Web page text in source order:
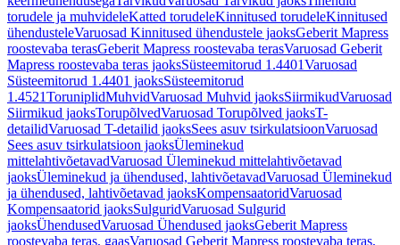
torudele ja muhvideleKatted torudeleKinnitused torudeleKinnitused
ühendusteleVaruosad Kinnitused ühendustele jaoksGeberit Mapress
roostevaba terasGeberit Mapress roostevaba terasVaruosad Geberit
Mapress roostevaba teras jaoksSüsteemitorud 1.4401Varuosad
Süsteemitorud 1.4401 jaoksSüsteemitorud
1.4521ToruniplidMuhvidVaruosad Muhvid jaoksSiirmikudVaruosad
Siirmikud jaoksTorupõlvedVaruosad Torupõlved jaoksT-
detailidVaruosad T-detailid jaoksSees asuv tsirkulatsioonVaruosad
Sees asuv tsirkulatsioon jaoksÜleminekud
mittelahtivõetavadVaruosad Üleminekud mittelahtivõetavad
jaoksÜleminekud ja ühendused, lahtivõetavadVaruosad Üleminekud
ja ühendused, lahtivõetavad jaoksKompensaatoridVaruosad
Kompensaatorid jaoksSulguridVaruosad Sulgurid
jaoksÜhendusedVaruosad Ühendused jaoksGeberit Mapress
roostevaba teras, gaasVaruosad Geberit Mapress roostevaba teras,